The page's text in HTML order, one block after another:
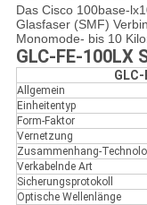
Das Cisco 100base-
Glasfaser (SMF)
Monomode- bis 10
GLC-FE-100LX
Allgemein
Einheitentyp
Form-Faktor
Vernetzung
Zusammenhang-
Verkabelnde Art
Sicherungsprotokoll
Optische Wellenlänge